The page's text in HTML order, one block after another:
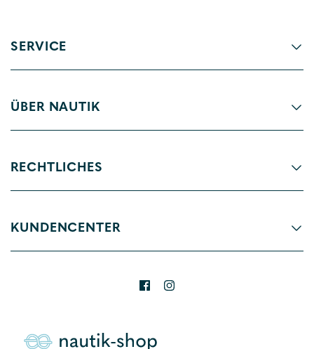
SERVICE
ÜBER NAUTIK
RECHTLICHES
KUNDENCENTER